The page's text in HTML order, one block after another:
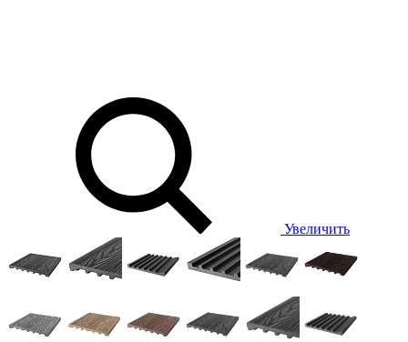
Увеличить